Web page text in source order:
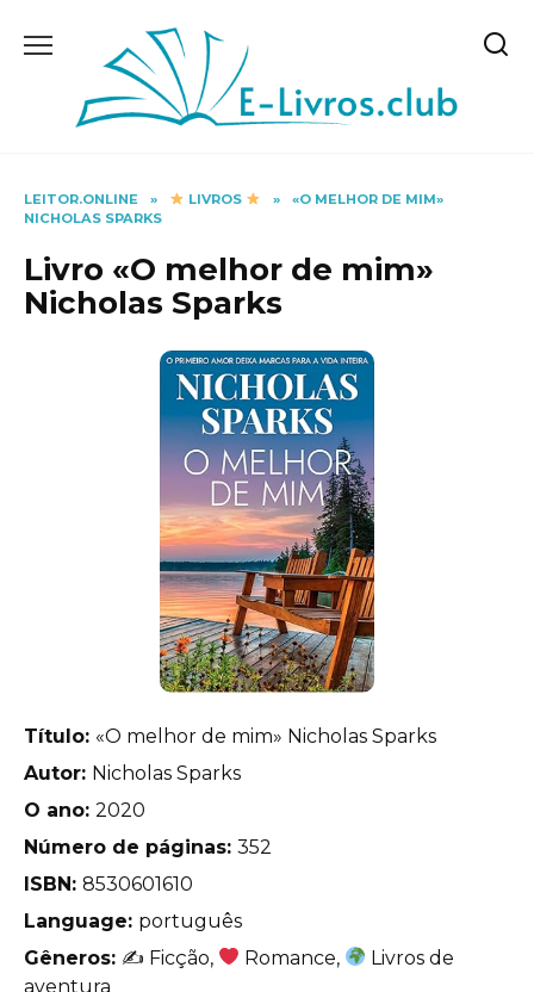
LEITOR.ONLINE » LIVROS »
«O MELHOR DE MIM»
NICHOLAS SPARKS
Livro «O melhor de mim»
Nicholas Sparks
Título: «O melhor de mim» Nicholas Sparks
Autor: Nicholas Sparks
O ano: 2020
Número de páginas: 352
ISBN: 8530601610
Language: português
Gêneros: ✍ Ficção, Romance,
Livros de
aventura